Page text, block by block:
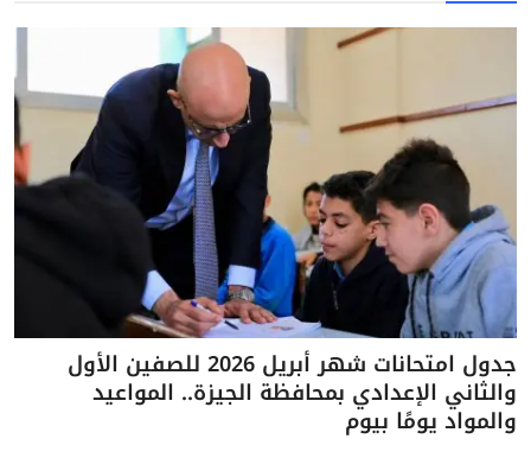
جدول امتحانات شهر أبريل 2026 للصفين الأول
والثاني الإعدادي بمحافظة الجيزة.. المواعيد
والمواد يومًا بيوم